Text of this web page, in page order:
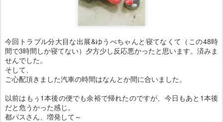
今回トラブル分大目な出展&ゆうべちゃんと寝てなくて（この48時
間で3時間しか寝てない）夕方少し反応悪かったと思います。済みま
せんでした。
そして、
ご心配頂きました汽車の時間はなんとか間に合いました。
以前はもぅ1本後の便でも余裕で帰れたのですが、今日もあと1本後
だと危うかった感じ。
都バスさん、増発して～